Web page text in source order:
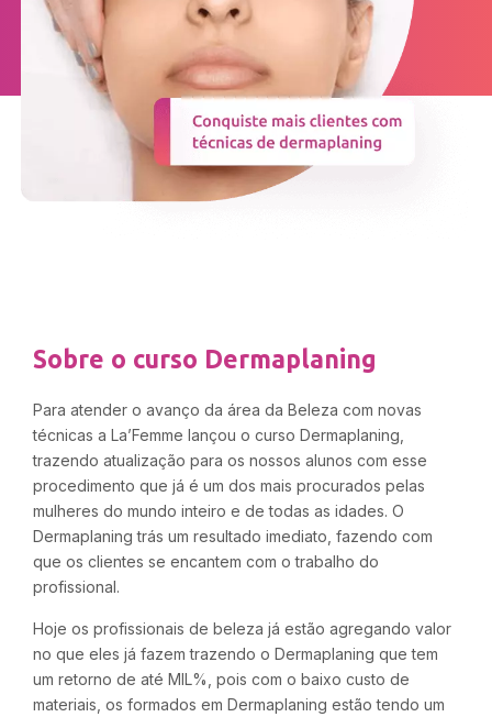
Sobre o curso Dermaplaning
Para atender o avanço da área da Beleza com novas
técnicas a La’Femme lançou o curso Dermaplaning,
trazendo atualização para os nossos alunos com esse
procedimento que já é um dos mais procurados pelas
mulheres do mundo inteiro e de todas as idades. O
Dermaplaning trás um resultado imediato, fazendo com
que os clientes se encantem com o trabalho do
profissional.
Hoje os profissionais de beleza já estão agregando valor
no que eles já fazem trazendo o Dermaplaning que tem
um retorno de até MIL%, pois com o baixo custo de
materiais, os formados em Dermaplaning estão tendo um